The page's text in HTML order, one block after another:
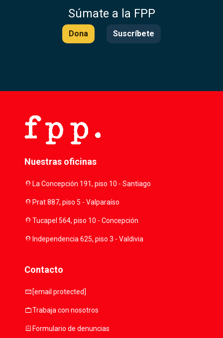
Súmate a la FPP
Dona Suscríbete
Nuestras oficinas
location_onLa Concepción 191, piso 10 - Santiago
location_onPrat 887, piso 5 - Valparaíso
location_onTucapel 564, piso 10 - Concepción
location_onIndependencia 625, piso 3 - Valdivia
Contacto
mail [email protected]
workTrabaja con nosotros
assignmentFormulario de denuncias